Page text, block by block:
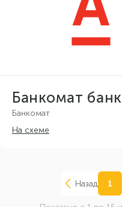
Банкомат
Банкомат
На схеме
Назад 1